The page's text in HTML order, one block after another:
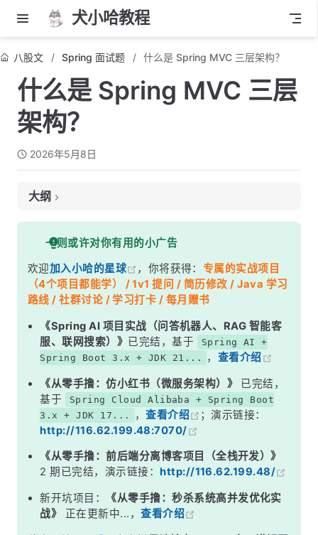
犬小哈教程
八股文 Spring 面试题 什么是 Spring MVC 三层架构？
什么是 Spring MVC 三层
架构？
2026年5月8日
大纲
面试考察点
核心答案
深度解析
一、整体架构图
二、各层代码示例
三、三层架构 vs MVC 模式
五、常见违规写法
面试高频追问
总结
一则或许对你有用的小广告
欢迎加入小哈的星球 ，你将获得： 专属的实战项目
（4个项目都能学） / 1v1 提问 / 简历修改 / Java 学习
路线 / 社群讨论 / 学习打卡 / 每月赠书
《Spring AI 项目实战（问答机器人、RAG 智能客
服、联网搜索）》 已完结，基于
Spring AI +
Spring Boot 3.x + JDK 21...
， 查看介绍
《从零手撸：仿小红书（微服务架构）》
已完结，
基于
Spring Cloud Alibaba + Spring Boot
3.x + JDK 17...
，查看介绍
；演示链接：
http://116.62.199.48:7070/
《从零手撸：前后端分离博客项目（全栈开发）》
2 期已完结，演示链接： http://116.62.199.48/
新开坑项目：
《从零手撸：秒杀系统高并发优化实
战》
正在更新中...，查看介绍